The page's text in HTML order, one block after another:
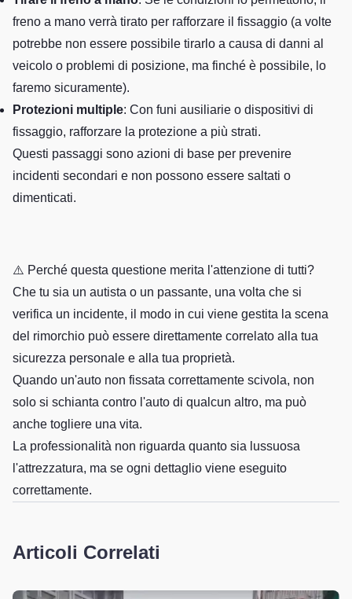
freno a mano verrà tirato per rafforzare il fissaggio (a volte
potrebbe non essere possibile tirarlo a causa di danni al
veicolo o problemi di posizione, ma finché è possibile, lo
faremo sicuramente).
Protezioni multiple: Con funi ausiliarie o dispositivi di
fissaggio, rafforzare la protezione a più strati.
Questi passaggi sono azioni di base per prevenire
incidenti secondari e non possono essere saltati o
dimenticati.
⚠️ Perché questa questione merita l'attenzione di tutti?
Che tu sia un autista o un passante, una volta che si
verifica un incidente, il modo in cui viene gestita la scena
del rimorchio può essere direttamente correlato alla tua
sicurezza personale e alla tua proprietà.
Quando un'auto non fissata correttamente scivola, non
solo si schianta contro l'auto di qualcun altro, ma può
anche togliere una vita.
La professionalità non riguarda quanto sia lussuosa
l'attrezzatura, ma se ogni dettaglio viene eseguito
correttamente.
Articoli Correlati